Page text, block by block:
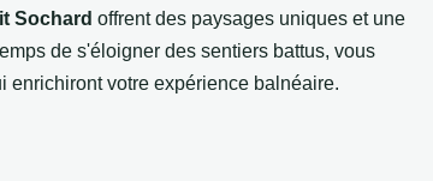
Sochard offrent des paysages uniques et une
de s'éloigner des sentiers battus, vous
enrichiront votre expérience balnéaire.